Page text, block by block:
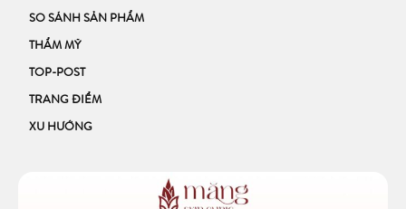
SO SÁNH SẢN PHẨM
THẨM MỸ
TOP-POST
TRANG ĐIỂM
XU HƯỚNG